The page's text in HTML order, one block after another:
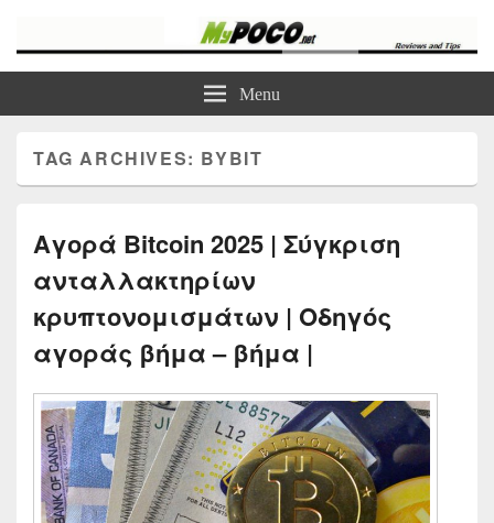
Τα καλύτερα Reviews , Συγκρίσεις , VPN , Webhosting
Menu
TAG ARCHIVES: BYBIT
Αγορά Bitcoin 2025 | Σύγκριση
ανταλλακτηρίων
κρυπτονομισμάτων | Οδηγός
αγοράς βήμα – βήμα |